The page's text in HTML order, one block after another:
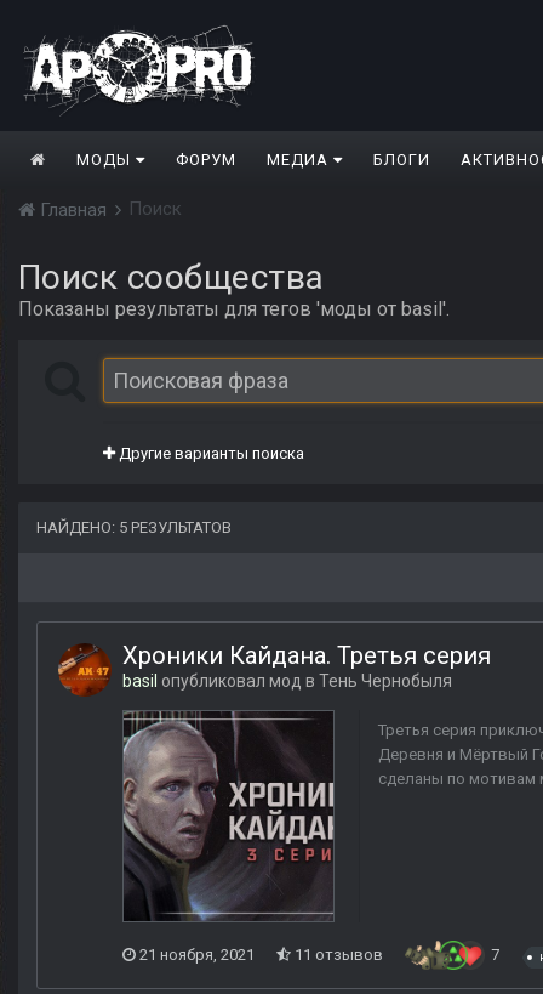
МОДЫ ФОРУМ МЕДИА БЛОГИ
Главная Поиск
Поиск сообщества
Показаны результаты для тегов 'моды от basil'.
Другие варианты поиска
НАЙДЕНО: 5 РЕЗУЛЬТАТОВ
Хроники Кайдана. Третья серия
basil опубликовал мод в Тень Чернобыля
Третья серия
Деревня и Мёртвый
сделаны по мотивам
21 ноября, 2021 11 отзывов 7